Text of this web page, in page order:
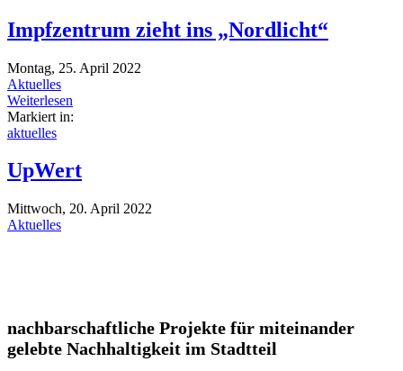
Impfzentrum zieht ins „Nordlicht“
Montag, 25. April 2022
Aktuelles
Weiterlesen
Markiert in:
aktuelles
UpWert
Mittwoch, 20. April 2022
Aktuelles
nachbarschaftliche Projekte für miteinander
gelebte Nachhaltigkeit im Stadtteil